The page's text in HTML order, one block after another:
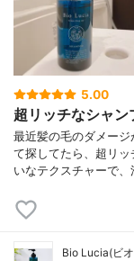
5.00
超リッチなシャ
最近髪の毛のダメー
て探してたら、超リ
いなテクスチャーで
Bio Lucia(ビ